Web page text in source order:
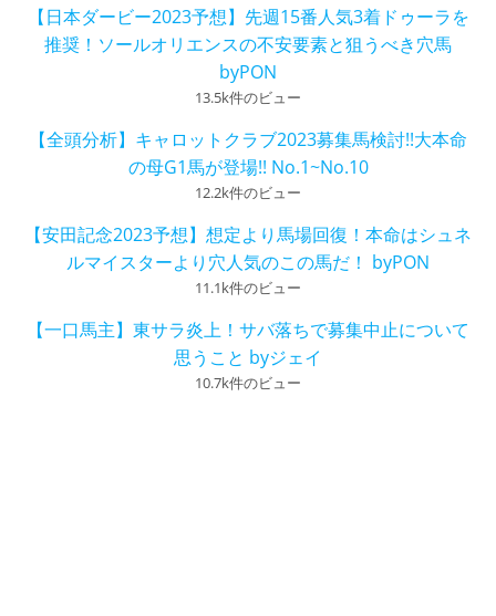
【日本ダービー2023予想】先週15番人気3着ドゥーラを
推奨！ソールオリエンスの不安要素と狙うべき穴馬
byPON
13.5k件のビュー
【全頭分析】キャロットクラブ2023募集馬検討!!大本命
の母G1馬が登場!! No.1~No.10
12.2k件のビュー
【安田記念2023予想】想定より馬場回復！本命はシュネ
ルマイスターより穴人気のこの馬だ！ byPON
11.1k件のビュー
【一口馬主】東サラ炎上！サバ落ちで募集中止について
思うこと byジェイ
10.7k件のビュー